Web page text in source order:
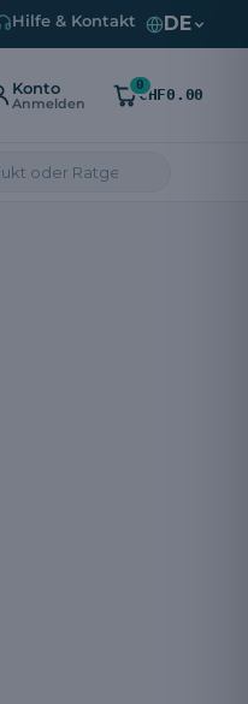
Hilfe & Kontakt DE
Konto
Anmelden
0
CHF0.00